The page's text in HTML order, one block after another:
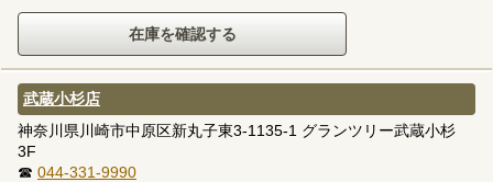
武蔵小杉店
神奈川県川崎市中原区新丸子東3-1135-1 グランツリー武蔵小杉
3F
☎ 044-331-9990